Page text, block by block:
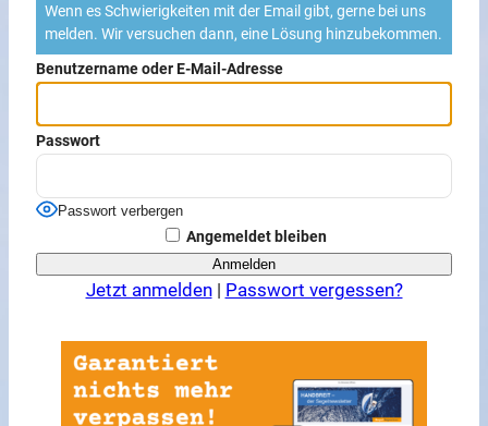
Wenn es Schwierigkeiten mit der Email gibt, gerne bei uns
melden. Wir versuchen dann, eine Lösung hinzubekommen.
Benutzername oder E-Mail-Adresse
Passwort
Passwort verbergen
Angemeldet bleiben
Jetzt anmelden| Passwort vergessen?